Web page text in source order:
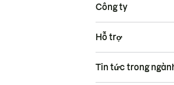
Công ty
Hỗ trợ
Tin tức trong